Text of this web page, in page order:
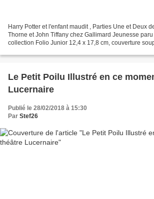
Harry Potter et l'enfant maudit , Parties Une et Deux
Thorne et John Tiffany chez Gallimard Jeunesse
collection Folio Junior 12,4 x 17,8 cm, couverture
Le Petit Poilu Illustré en ce
Lucernaire
Publié le 28/02/2018 à 15:30
Par Stef26